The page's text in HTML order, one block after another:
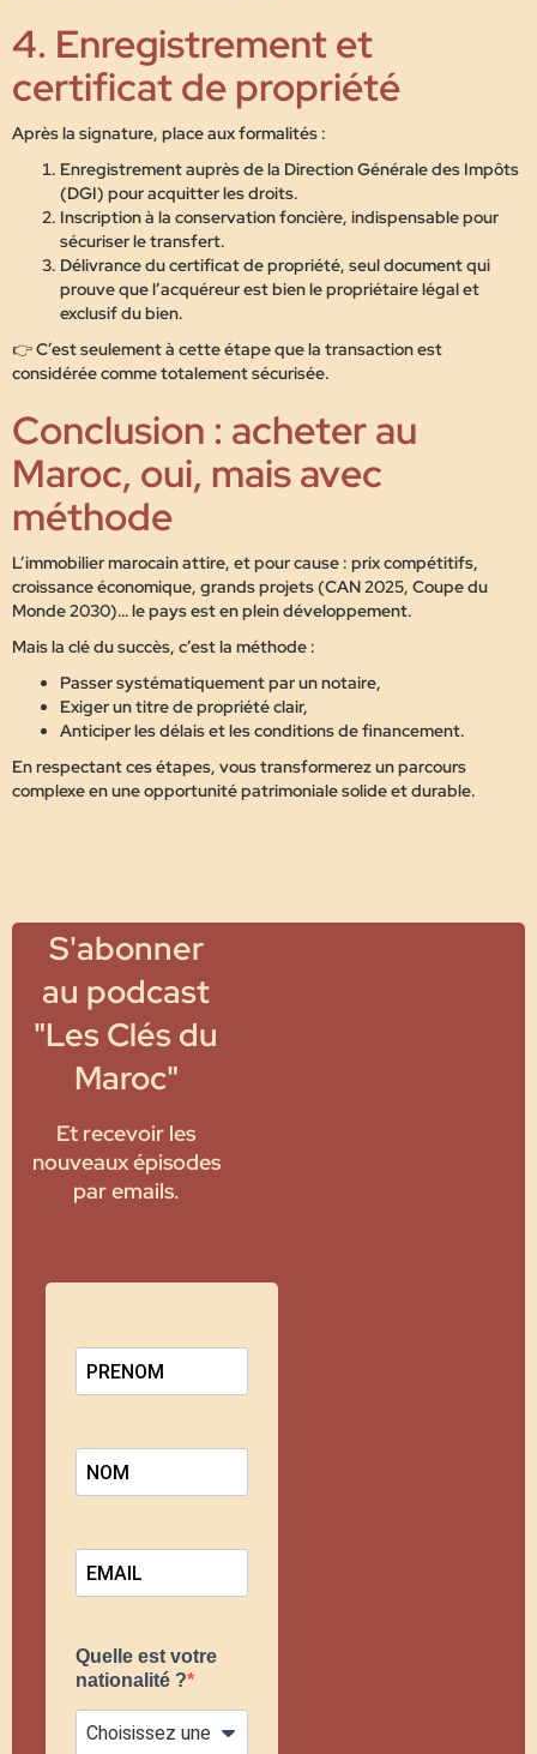
4. Enregistrement et
certificat de propriété
Après la signature, place aux formalités :
Enregistrement auprès de la Direction Générale des Impôts
(DGI) pour acquitter les droits.
Inscription à la conservation foncière, indispensable pour
sécuriser le transfert.
Délivrance ducertificat de propriété, seul document qui
prouve que l’acquéreur est bien le propriétaire légal et
exclusif du bien.
👉 C’est seulement à cette étape que la transaction est
considérée comme totalement sécurisée.
Conclusion : acheter au
Maroc, oui, mais avec
méthode
L’immobilier marocain attire, et pour cause : prix compétitifs,
croissance économique, grands projets (CAN 2025, Coupe du
Monde 2030)…le pays est en plein développement.
Mais la clé du succès, c’est la méthode :
Passer systématiquement par un notaire,
Exiger un titre de propriété clair,
Anticiper les délais et les conditions de financement.
En respectant ces étapes, vous transformerez un parcours
complexe en uneopportunité patrimoniale solide et durable.
S'abonner
au podcast
"Les Clés du
Maroc"
Et recevoir les
nouveaux épisodes
par emails.
Quelle est votre
nationalité ?